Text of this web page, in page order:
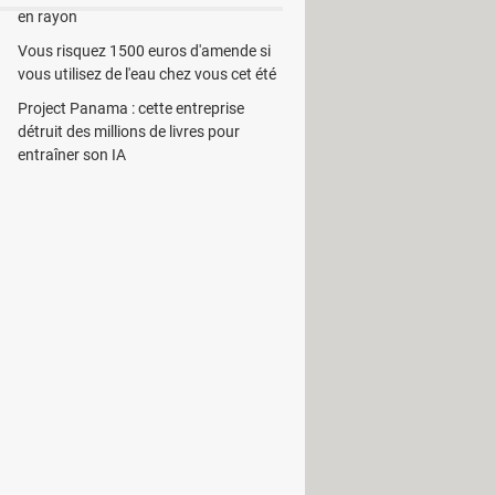
inutiles de Windows
en rayon
Vous risquez 1500 euros d'amende si
vous utilisez de l'eau chez vous cet été
Project Panama : cette entreprise
détruit des millions de livres pour
entraîner son IA